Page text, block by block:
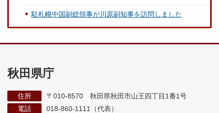
駐札幌中国副総領事が川原副知事を訪問しました
秋田県庁
住所
〒010-8570 秋田県秋田市山王四丁目1番1号
電話
018-860-1111（代表）